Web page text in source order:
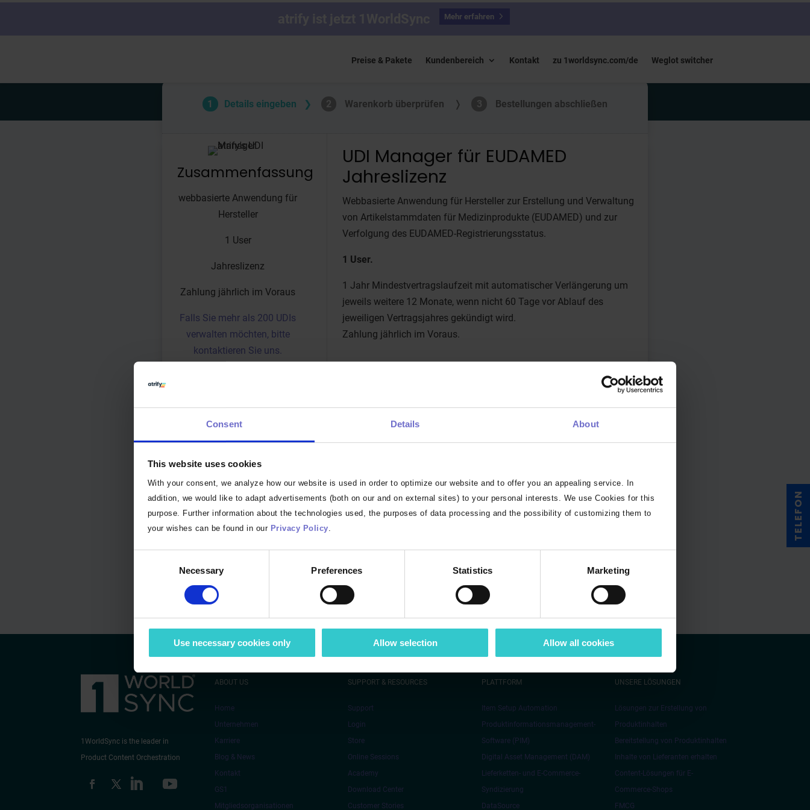
Consent Details About
This website uses cookies
With your consent, we analyze how our website is used in order to optimize our website and to offer you an appealing service. In
addition, we would like to adapt advertisements (both on our and on external sites) to your personal interests. We use Cookies for this
purpose. Further information about the technologies used, the purposes of data processing and the possibility of customizing them to
your wishes can be found in our Privacy Policy.
Necessary Preferences Statistics Marketing
Use necessary cookies only Allow selection Allow all cookies
Mehr erfahren
Preise & Pakete Kundenbereich Kontakt zu 1worldsync.com/de Weglot switcher
1 Details eingeben ❯ 2 Warenkorb überprüfen ❭ 3 Bestellungen abschließen
Zusammenfassung
webbasierte Anwendung für
Hersteller
1 User
Jahreslizenz
Zahlung jährlich im Voraus
Falls Sie mehr als 200 UDIs
verwalten möchten, bitte
kontaktieren Sie uns.
UDI Manager für EUDAMED
Jahreslizenz
Webbasierte Anwendung für Hersteller zur Erstellung und Verwaltung
vonArtikelstammdaten für Medizinprodukte (EUDAMED) und zur
Verfolgung des EUDAMED-Registrierungsstatus.
1 User.
1 Jahr Mindestvertragslaufzeit mit automatischer Verlängerung um
jeweils weitere 12 Monate, wenn nicht 60 Tage vor Ablauf des
jeweiligen Vertragsjahres gekündigt wird.
Zahlung jährlich im Voraus.
Falls zur Hand, bitte teilen Sie uns Ihre SRN mit.
Dem Warenkorb hinzufügen TELEFON
1WorldSync is the leader in
Product Content Orchestration
ABOUT US
Home
Unternehmen
Karriere
Blog & News
Kontakt
GS1
Mitgliedsorganisationen
SUPPORT & RESOURCES
Support
Login
Store
Online Sessions
Academy
Download Center
Customer Stories
PLATTFORM
Item Setup Automation
Produktinformationsmanagement-
Software (PIM)
Digital Asset Management (DAM)
Lieferketten- und E-Commerce-
Syndizierung
DataSource
UNSERE LÖSUNGEN
Lösungen zur Erstellung von
Produktinhalten
Bereitstellung von Produktinhalten
Inhalte von Lieferanten erhalten
Content-Lösungen für E-
Commerce-Shops
FMCG